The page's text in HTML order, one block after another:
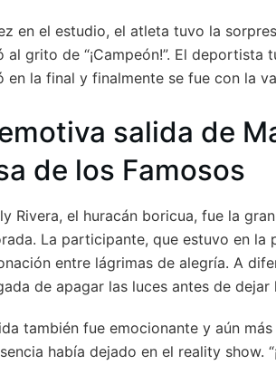
en el estudio, el atleta tuvo la
al grito de “¡Campeón!”. El
en la final y finalmente se fue con la
salida de
de los Famosos
Rivera, el huracán boricua, fue la
La participante, que estuvo en la
entre lágrimas de alegría. A
de apagar las luces antes de dejar
también fue emocionante y aún
había dejado en el reality show.